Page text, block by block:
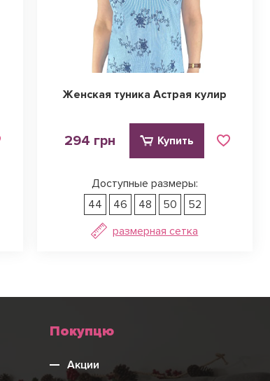
Женская туника Астрая кулир
294 грн Купить
Доступные размеры:
44
46 48 50
52
размерная сетка
Меню
колонтитулу
Покупцю
Акции